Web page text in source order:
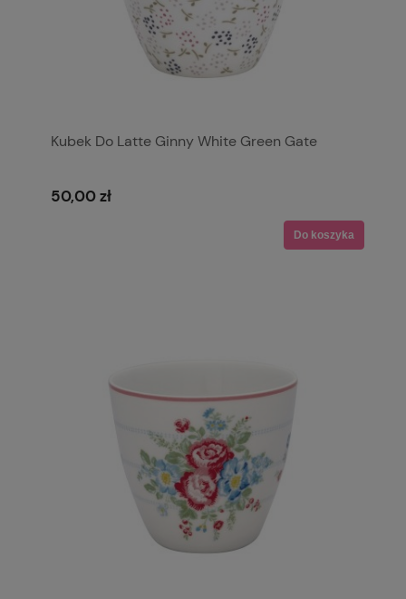
Kubek Do Latte Ginny White Green Gate
50,00 zł
Do koszyka